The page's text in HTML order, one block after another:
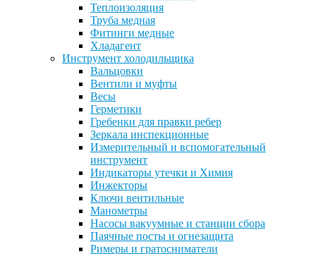
Теплоизоляция
Труба медная
Фитинги медные
Хладагент
Инструмент холодильщика
Вальцовки
Вентили и муфты
Весы
Герметики
Гребенки для правки ребер
Зеркала инспекционные
Измерительный и вспомогательный
инструмент
Индикаторы утечки и Химия
Инжекторы
Ключи вентильные
Манометры
Насосы вакуумные и станции сбора
Паячные посты и огнезащита
Римеры и гратосниматели